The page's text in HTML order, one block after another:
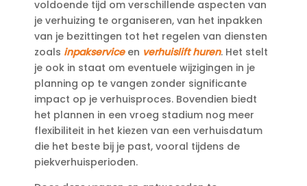
voldoende tijd om verschillende aspecten van
je verhuizing te organiseren, van het inpakken
van je bezittingen tot het regelen van diensten
zoals inpakserviceen verhuislift huren.​ Het stelt
je ook in staat om eventuele wijzigingen in je
planning op te vangen zonder significante
impact op je verhuisproces.​ Bovendien biedt
het plannen in een vroeg stadium nog meer
flexibiliteit in het kiezen van een verhuisdatum
die het beste bij je past, vooral tijdens de
piekverhuisperioden.​